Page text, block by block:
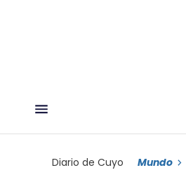
Diario de Cuyo Mundo